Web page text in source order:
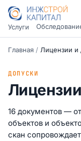
Услуги
Главная / Лицензии и
ДОПУСКИ
16 документов —
объектов и
скан